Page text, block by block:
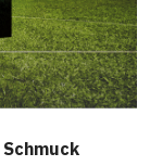
Schmuck